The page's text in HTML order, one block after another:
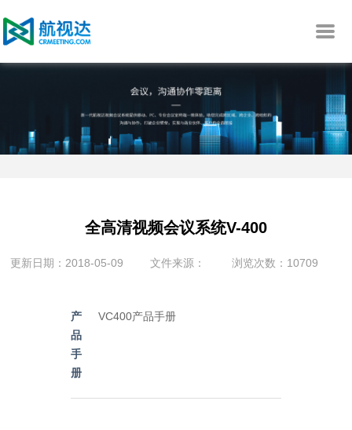
全高清视频会议系统V-400
更新日期：2018-05-09 文件来源： 浏览次数：10709
产
品
手
册
VC400产品手册